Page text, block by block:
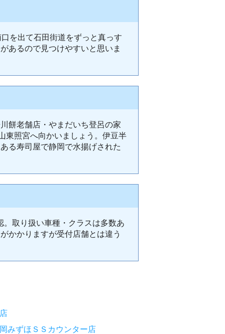
を出て石田街道をずっと真っす
あるので見つけやすいと思いま
餅老舗店・やまだいち登呂の家
東照宮へ向かいましょう。伊豆半
る寿司屋で静岡で水揚げされた
取り扱い車種・クラスは多数あ
かかりますが受付店舗とは違う
みずほＳＳカウンター店